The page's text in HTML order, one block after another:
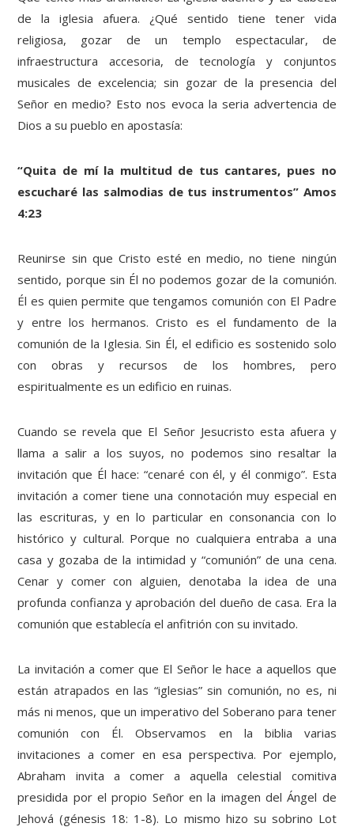
de la iglesia afuera. ¿Qué sentido tiene tener vida
religiosa, gozar de un templo espectacular, de
infraestructura accesoria, de tecnología y conjuntos
musicales de excelencia; sin gozar de la presencia del
Señor en medio? Esto nos evoca la seria advertencia de
Dios a su pueblo en apostasía:
“Quita de mí la multitud de tus cantares, pues no
escucharé las salmodias de tus instrumentos” Amos
4:23
Reunirse sin que Cristo esté en medio, no tiene ningún
sentido, porque sin Él no podemos gozar de la comunión.
Él es quien permite que tengamos comunión con El Padre
y entre los hermanos. Cristo es el fundamento de la
comunión de la Iglesia. Sin Él, el edificio es sostenido solo
con obras y recursos de los hombres, pero
espiritualmente es un edificio en ruinas.
Cuando se revela que El Señor Jesucristo esta afuera y
llama a salir a los suyos, no podemos sino resaltar la
invitación que Él hace: “cenaré con él, y él conmigo”. Esta
invitación a comer tiene una connotación muy especial en
las escrituras, y en lo particular en consonancia con lo
histórico y cultural. Porque no cualquiera entraba a una
casa y gozaba de la intimidad y “comunión” de una cena.
Cenar y comer con alguien, denotaba la idea de una
profunda confianza y aprobación del dueño de casa. Era la
comunión que establecía el anfitrión con su invitado.
La invitación a comer que El Señor le hace a aquellos que
están atrapados en las “iglesias” sin comunión, no es, ni
más ni menos, que un imperativo del Soberano para tener
comunión con Él. Observamos en la biblia varias
invitaciones a comer en esa perspectiva. Por ejemplo,
Abraham invita a comer a aquella celestial comitiva
presidida por el propio Señor en la imagen del Ángel de
Jehová (génesis 18: 1-8). Lo mismo hizo su sobrino Lot